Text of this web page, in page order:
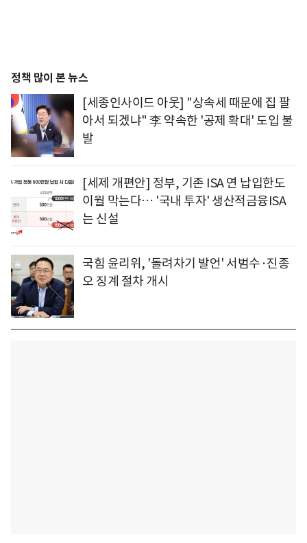
정책 많이 본 뉴스
[세종인사이드 아웃] "상속세 때문에 집 팔
아서 되겠냐" 李 약속한 '공제 확대' 도입 불
발
[세제 개편안] 정부, 기존 ISA 연 납입한도
이월 막는다… '국내 투자' 생산적금융ISA
는 신설
국힘 윤리위, '돌려차기 발언' 서범수·진종
오 징계 절차 개시